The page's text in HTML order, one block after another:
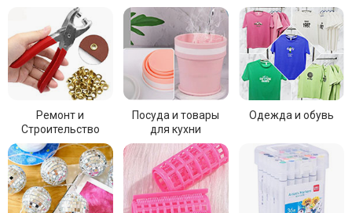
Ремонт и
Строительство
Посуда и товары
для кухни
Одежда и обувь